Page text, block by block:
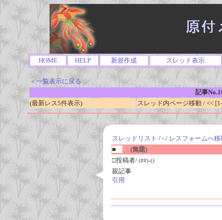
HOME HELP 新規作成 スレッド表示
＜一覧表示に戻る
記事
(最新レス5件表示)
スレッド内ページ移動 / <<
スレッドリスト / - / レスフォームへ移
■
(無題)
□投稿者/ (##)-()
親記事
引用